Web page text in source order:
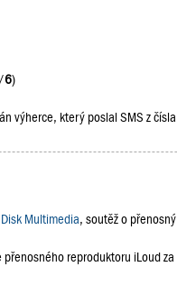
/6)
výherce, který poslal SMS z čísla
Disk Multimedia, soutěž o přenosný
reproduktoru iLoud za